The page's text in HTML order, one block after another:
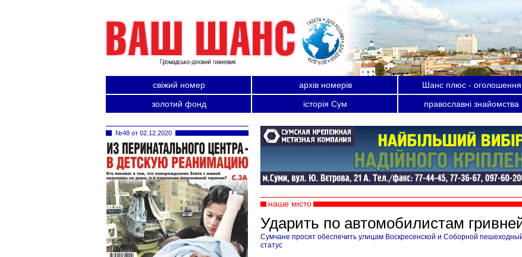
свіжий номер архів номерів Шанс плюс - оголошення
золотий фонд
історія Сум православні знайомства
наше місто
Ударить по автомобилистам
Сумчане просят обеспечить улицам Воскресенской и Соборной
статус
№48 от 02.12.2020